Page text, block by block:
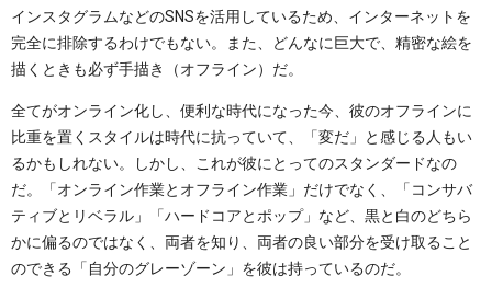
インスタグラムなどのSNSを活用しているため、インターネットを
完全に排除するわけでもない。また、どんなに巨大で、精密な絵を
描くときも必ず手描き（オフライン）だ。
全てがオンライン化し、便利な時代になった今、彼のオフラインに
比重を置くスタイルは時代に抗っていて、「変だ」と感じる人もい
るかもしれない。しかし、これが彼にとってのスタンダードなの
だ。「オンライン作業とオフライン作業」だけでなく、「コンサバ
ティブとリベラル」「ハードコアとポップ」など、黒と白のどちら
かに偏るのではなく、両者を知り、両者の良い部分を受け取ること
のできる「自分のグレーゾーン」を彼は持っているのだ。